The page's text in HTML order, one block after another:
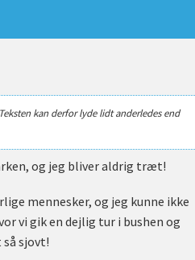
kan derfor lyde lidt anderledes end
og jeg bliver aldrig træt!
mennesker, og jeg kunne ikke
vi gik en dejlig tur i bushen og
så sjovt!